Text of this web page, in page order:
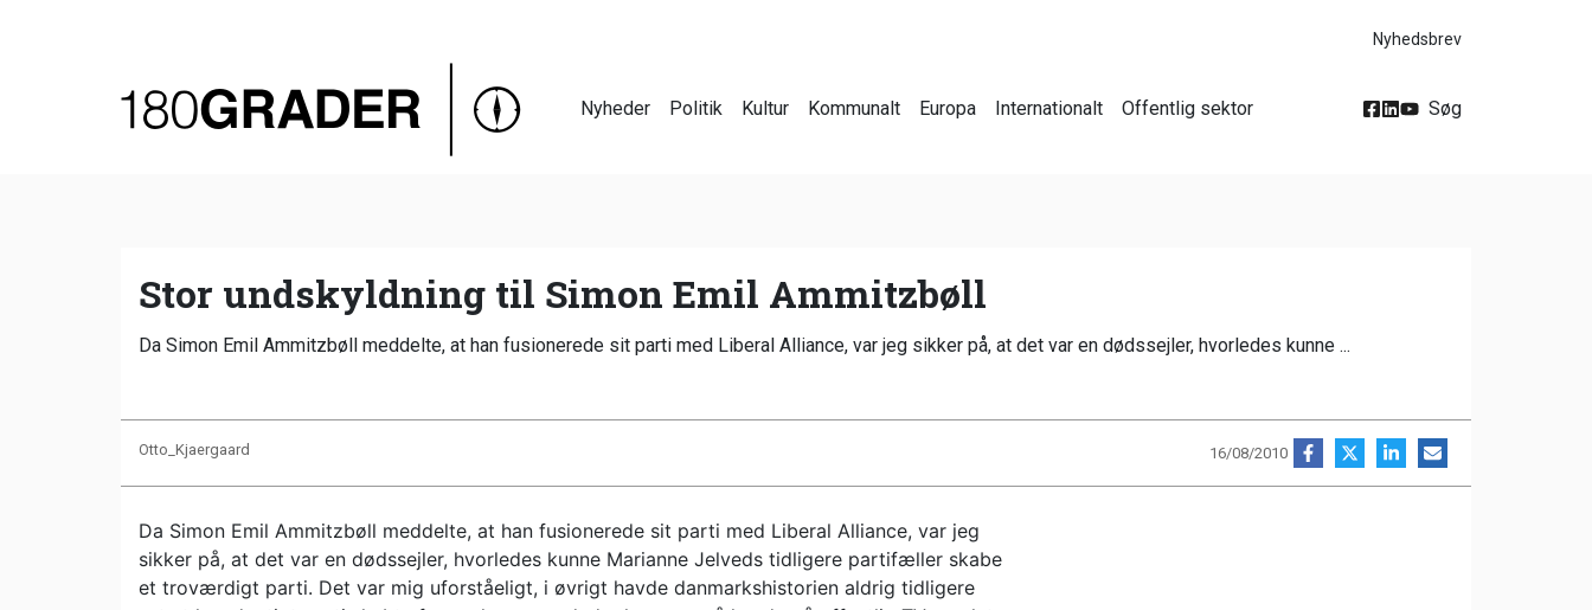
Nyhedsbrev
Nyheder Politik Kultur Kommunalt Europa Internationalt Offentlig sektor Søg
Stor undskyldning til Simon Emil Ammitzbøll
Da Simon Emil Ammitzbøll meddelte, at han fusionerede sit parti med Liberal Alliance, var jeg sikker på, at det var en dødssejler, hvorledes kunne ...
Otto_Kjaergaard 16/08/2010
Da Simon Emil Ammitzbøll meddelte, at han fusionerede sit parti med Liberal Alliance, var jeg
sikker på, at det var en dødssejler, hvorledes kunne Marianne Jelveds tidligere partifæller skabe
et troværdigt parti. Det var mig uforståeligt, i øvrigt havde danmarkshistorien aldrig tidligere